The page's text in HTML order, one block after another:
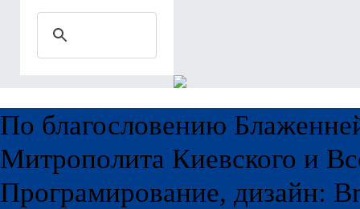
По благословению
Митрополита Киевского и
Програмирование, дизайн: